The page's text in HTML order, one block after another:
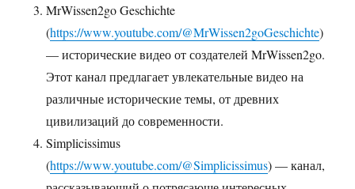
MrWissen2go Geschichte
(https://www.youtube.com/@MrWissen2goGeschichte)
— исторические видео от создателей MrWissen2go.
Этот канал предлагает увлекательные видео на
различные исторические темы, от древних
цивилизаций до современности.
Simplicissimus
(https://www.youtube.com/@Simplicissimus) — канал,